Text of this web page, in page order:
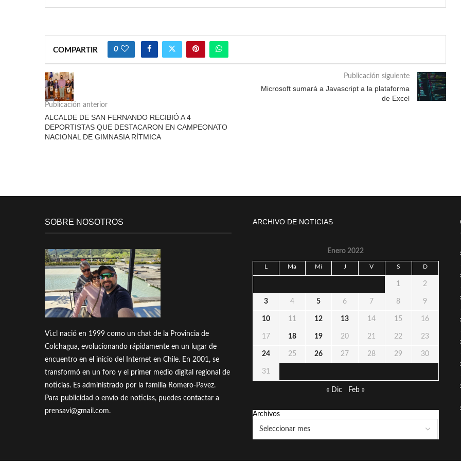
COMPARTIR 0
Publicación anterior
ALCALDE DE SAN FERNANDO RECIBIÓ A 4
DEPORTISTAS QUE DESTACARON EN CAMPEONATO
NACIONAL DE GIMNASIA RÍTMICA
Publicación siguiente
Microsoft sumará a Javascript a la plataforma
de Excel
SOBRE NOSOTROS
Vi.cl nació en 1999 como un chat de la Provincia de
Colchagua, evolucionando rápidamente en un lugar de
encuentro en el inicio del Internet en Chile. En 2001, se
transformó en un foro y el primer medio digital regional de
noticias. Es administrado por la familia Romero-Pavez.
Para publicidad o envío de noticias, puedes contactar a
prensavi@gmail.com.
ARCHIVO DE NOTICIAS
Enero 2022
Ma Mi J V S D
1 2
3 4 5 6 7 8 9
10 11 12 13 14 15 16
17 18 19 20 21 22 23
24 25 26 27 28 29 30
31
« Dic Feb »
Archivos